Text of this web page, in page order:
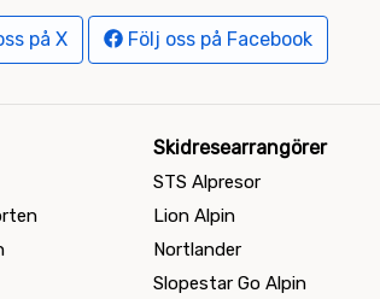
på X Följ oss på Facebook
Skidresearrangörer
STS Alpresor
Lion Alpin
Nortlander
Slopestar Go Alpin